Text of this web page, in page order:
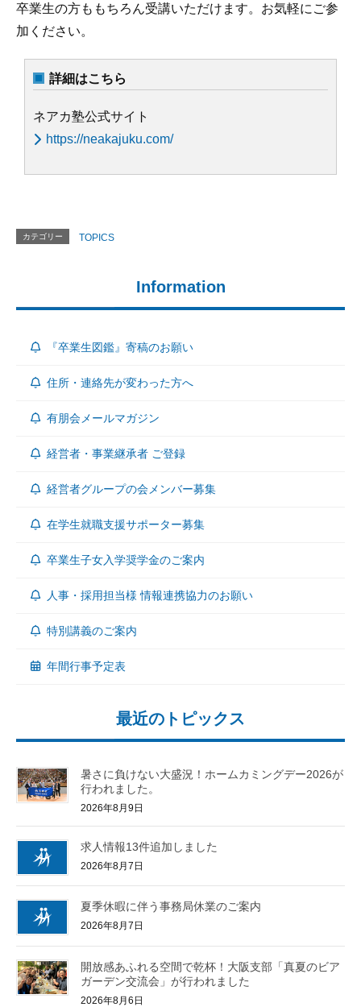
卒業生の方ももちろん受講いただけます。お気軽にご参
加ください。
詳細はこちら
ネアカ塾公式サイト
https://neakajuku.com/
カテゴリー TOPICS
Information
『卒業生図鑑』寄稿のお願い
住所・連絡先が変わった方へ
有朋会メールマガジン
経営者・事業継承者 ご登録
経営者グループの会メンバー募集
在学生就職支援サポーター募集
卒業生子女入学奨学金のご案内
人事・採用担当様 情報連携協力のお願い
特別講義のご案内
年間行事予定表
最近のトピックス
暑さに負けない大盛況！ホームカミングデー2026が
行われました。
2026年8月9日
求人情報13件追加しました
2026年8月7日
夏季休暇に伴う事務局休業のご案内
2026年8月7日
開放感あふれる空間で乾杯！大阪支部「真夏のビア
ガーデン交流会」が行われました
2026年8月6日